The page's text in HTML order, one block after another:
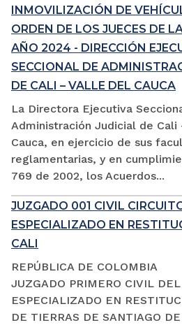
INMOVILIZACIÓN DE
ORDEN DE LOS JUECES DE
AÑO 2024 - DIRECCIÓN
SECCIONAL DE
DE CALI – VALLE DEL CAUCA
La Directora Ejecutiva
Administración Judicial de Cali
Cauca, en ejercicio de sus
reglamentarias, y en
769 de 2002, los Acuerdos...
JUZGADO 001 CIVIL
ESPECIALIZADO EN
CALI
REPÚBLICA DE COLOMBIA
JUZGADO PRIMERO CIVIL
ESPECIALIZADO EN
DE TIERRAS DE SANTIAGO